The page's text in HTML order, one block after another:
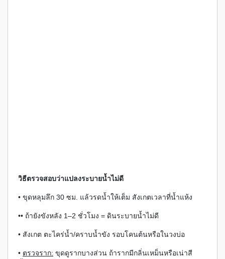
วิธีตรวจสอบว่าแปลงระบายน้ำไม่ดี
• ขุดหลุมลึก 30 ซม. แล้วรดน้ำให้เต็ม สังเกตเวลาที่น้ำแห้ง
•• ถ้ายังขังหลัง 1–2 ชั่วโมง = ดินระบายน้ำไม่ดี
• สังเกต ตะไคร่น้ำ/คราบน้ำขัง รอบโคนต้นหรือในวงบ่อ
• ตรวจราก: ขุดดูรากบางส่วน ถ้ารากมีกลิ่นเหม็นหรือเน่าสี